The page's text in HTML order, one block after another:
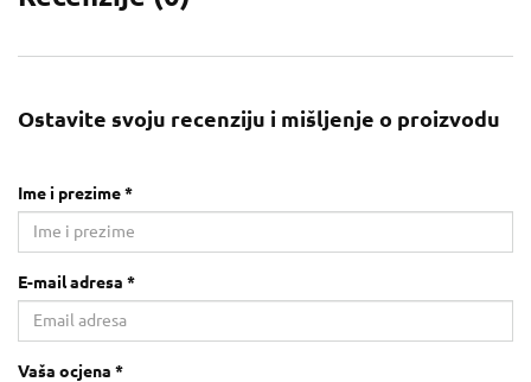
Ostavite svoju recenziju i mišljenje o proizvodu
Ime i prezime *
E-mail adresa *
Vaša ocjena *